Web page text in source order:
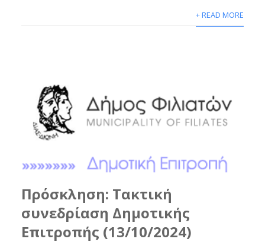
+ READ MORE
Πρόσκληση: Τακτική
συνεδρίαση Δημοτικής
Επιτροπής (13/10/2024)